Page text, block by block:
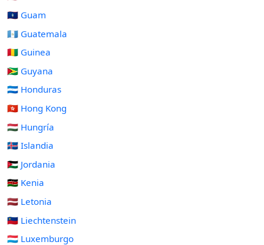
🇬🇺 Guam
🇬🇹 Guatemala
🇬🇳 Guinea
🇬🇾 Guyana
🇭🇳 Honduras
🇭🇰 Hong Kong
🇭🇺 Hungría
🇮🇸 Islandia
🇯🇴 Jordania
🇰🇪 Kenia
🇱🇻 Letonia
🇱🇮 Liechtenstein
🇱🇺 Luxemburgo